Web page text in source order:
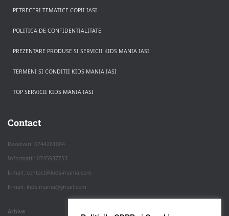
PETRECERI TEMATICE COPII IASI
POLITICA DE CONFIDENTIALITATE
PREZENTARE PRODUSE SI SERVICII KIDS MANIA IASI
TERMENI SI CONDITII KIDS MANIA IASI
TOP SERVICII KIDS MANIA IASI
Contact
Rezervari: 0744261004
Informatii: 0745937753
E-mail: contact@kids-mania.com
E-mail: kids.mania@ymail.com
Arhive
Apasa pe o categorie ca sa vezi serviciile.
PETRECERI COPII